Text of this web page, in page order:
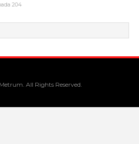
204
All Rights Reserved.